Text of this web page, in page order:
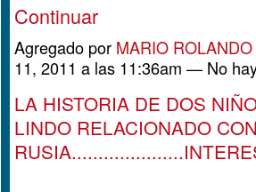
Continuar
Agregado por MARIO
11, 2011 a las 11:36am — No
LA HISTORIA DE DOS
LINDO RELACIONADO